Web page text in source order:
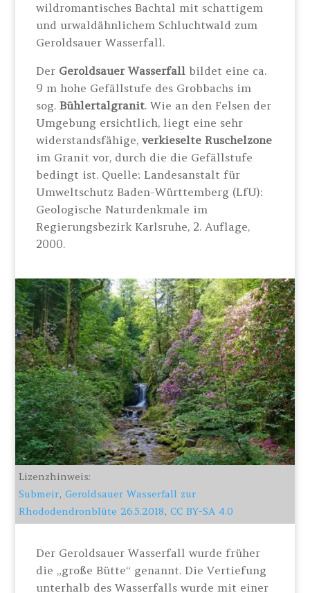
wildromantisches Bachtal mit schattigem
und urwaldähnlichem Schluchtwald zum
Geroldsauer Wasserfall.
Der Geroldsauer Wasserfall bildet eine ca.
9 m hohe Gefällstufe des Grobbachs im
sog.Bühlertalgranit. Wie an den Felsen der
Umgebung ersichtlich, liegt eine sehr
widerstandsfähige,verkieselte Ruschelzone
im Granit vor, durch die die Gefällstufe
bedingt ist. Quelle: Landesanstalt für
Umweltschutz Baden-Württemberg (LfU):
Geologische Naturdenkmale im
Regierungsbezirk Karlsruhe, 2. Auflage,
2000.
Lizenzhinweis:
Submeir,Geroldsauer Wasserfall zur
Rhododendronblüte 26.5.2018,CC BY-SA 4.0
Der Geroldsauer Wasserfall wurde früher
die „große Bütte“ genannt. Die Vertiefung
unterhalb des Wasserfalls wurde mit einer